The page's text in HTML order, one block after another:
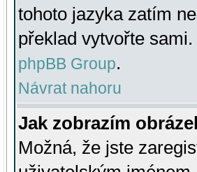
tohoto jazyka zatím
překlad vytvořte
phpBB Group.
Návrat nahoru
Jak zobrazím
Možná, že jste